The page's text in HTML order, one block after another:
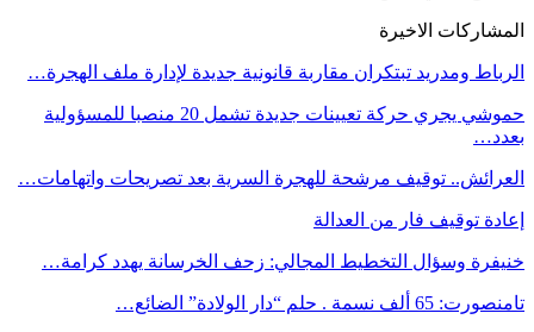
المشاركات الاخيرة
الرباط ومدريد تبتكران مقاربة قانونية جديدة لإدارة ملف الهجرة…
حموشي يجري حركة تعيينات جديدة تشمل 20 منصبا للمسؤولية
بعدد…
العرائش.. توقيف مرشحة للهجرة السرية بعد تصريحات واتهامات…
إعادة توقيف فار من العدالة
خنيفرة وسؤال التخطيط المجالي: زحف الخرسانة يهدد كرامة…
تامنصورت: 65 ألف نسمة . حلم “دار الولادة” الضائع…